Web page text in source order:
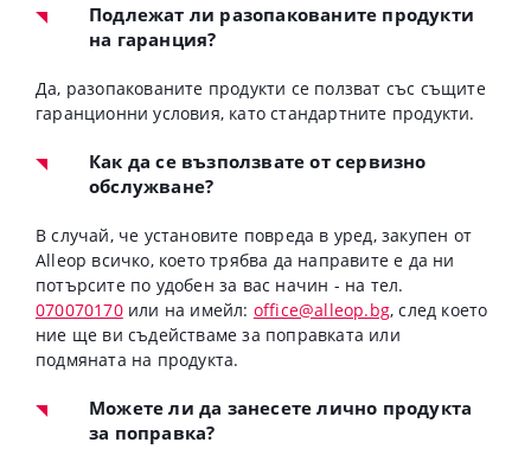
Подлежат ли разопакованите продукти
на гаранция?
Да, разопакованите продукти се ползват със същите
гаранционни условия, като стандартните продукти.
Как да се възползвате от сервизно
обслужване?
В случай, че установите повреда в уред, закупен от
Alleop всичко, което трябва да направите е да ни
потърсите по удобен за вас начин - на тел.
070070170или на имейл: office@alleop.bg, след което
ние ще ви съдействаме за поправката или
подмяната на продукта.
Можете ли да занесете лично продукта
за поправка?